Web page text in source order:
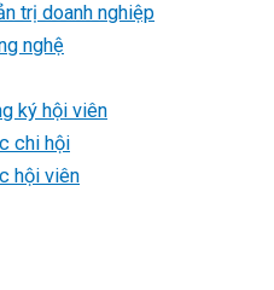
trị doanh nghiệp
nghệ
ký hội viên
chi hội
hội viên